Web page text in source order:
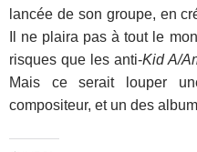
lancée de son groupe, en
Il ne plaira pas à tout le
risques que les anti-Kid A/
Mais ce serait louper
compositeur, et un des